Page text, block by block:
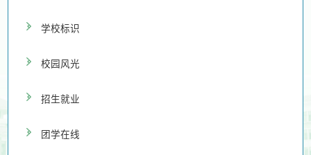
学校标识
校园风光
招生就业
团学在线